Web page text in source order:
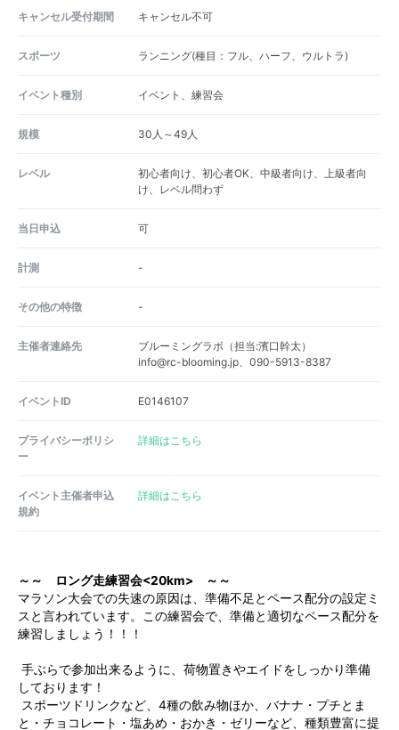
キャンセル受付期間 キャンセル不可
スポーツ ランニング(種目：フル、ハーフ、ウルトラ)
イベント種別 イベント、練習会
規模 30人～49人
レベル
初心者向け、初心者OK、中級者向け、上級者向
け、レベル問わず
当日申込 可
計測 -
その他の特徴 -
主催者連絡先
ブルーミングラボ（担当:濱口幹太）
info@rc-blooming.jp、090-5913-8387
イベントID E0146107
プライバシーポリシ
ー
詳細はこちら
イベント主催者申込
規約
詳細はこちら
～～ ロング走練習会<20km> ～～
マラソン大会での失速の原因は、準備不足とペース配分の設定ミ
スと言われています。この練習会で、準備と適切なペース配分を
練習しましょう！！！
手ぶらで参加出来るように、荷物置きやエイドをしっかり準備
しております！
スポーツドリンクなど、4種の飲み物ほか、バナナ・プチとま
と・チョコレート・塩あめ・おかき・ゼリーなど、種類豊富に提